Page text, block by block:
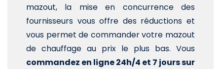
mazout, la mise en concurrence des
fournisseurs vous offre des réductions et
vous permet de commander votre mazout
de chauffage au prix le plus bas. Vous
commandez en ligne 24h/4 et 7 jours sur